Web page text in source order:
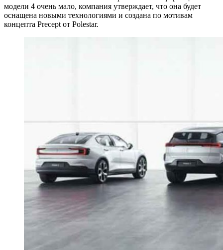
модели 4 очень мало, компания утверждает, что она будет
оснащена новыми технологиями и создана по мотивам
концепта Precept от Polestar.